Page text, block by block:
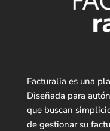
Facturalia es una
Diseñada para
que buscan
de gestionar su